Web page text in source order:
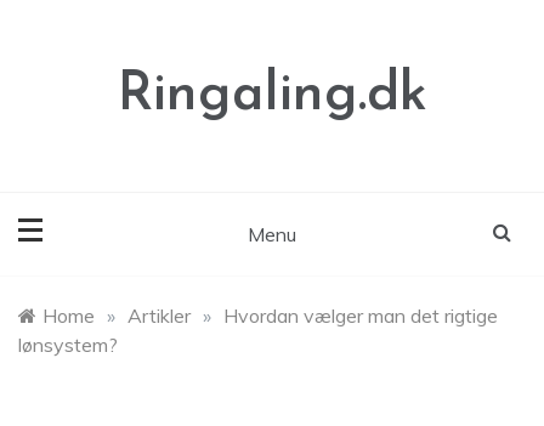
Ringaling.dk
Menu
Home » Artikler » Hvordan vælger man det rigtige
lønsystem?